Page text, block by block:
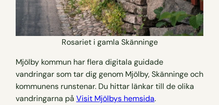
Rosariet i gamla Skänninge
Mjölby kommun har flera digitala guidade
vandringar som tar dig genom Mjölby, Skänninge och
kommunens runstenar. Du hittar länkar till de olika
vandringarna på Visit Mjölbys hemsida.